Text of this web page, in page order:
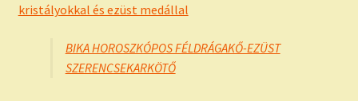
kristályokkal és ezüst medállal
BIKA HOROSZKÓPOS FÉLDRÁGAKŐ-EZÜST
SZERENCSEKARKÖTŐ